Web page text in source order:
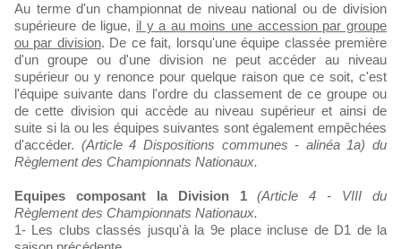
Au terme d'un championnat de niveau national ou de division
supérieure de ligue, il y a au moins une accession par groupe
ou par division. De ce fait, lorsqu'une équipe classée première
d'un groupe ou d'une division ne peut accéder au niveau
supérieur ou y renonce pour quelque raison que ce soit, c'est
l'équipe suivante dans l'ordre du classement de ce groupe ou
de cette division qui accède au niveau supérieur et ainsi de
suite si la ou les équipes suivantes sont également empêchées
d'accéder. (Article 4 Dispositions communes - alinéa 1a) du
Règlement des Championnats Nationaux.
Equipes composant la Division 1
(Article 4 - VIII du
Règlement des Championnats Nationaux.
1- Les clubs classés jusqu'à la 9e place incluse de D1 de la